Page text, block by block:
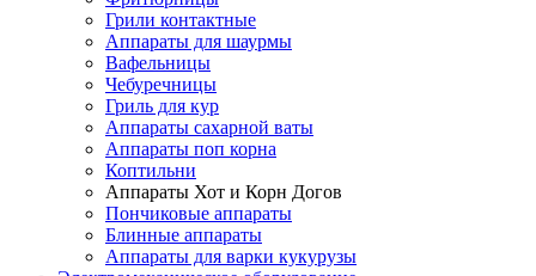
Грили контактные
Аппараты для шаурмы
Вафельницы
Чебуречницы
Гриль для кур
Аппараты сахарной ваты
Аппараты поп корна
Коптильни
Аппараты Хот и Корн Догов
Пончиковые аппараты
Блинные аппараты
Аппараты для варки кукурузы